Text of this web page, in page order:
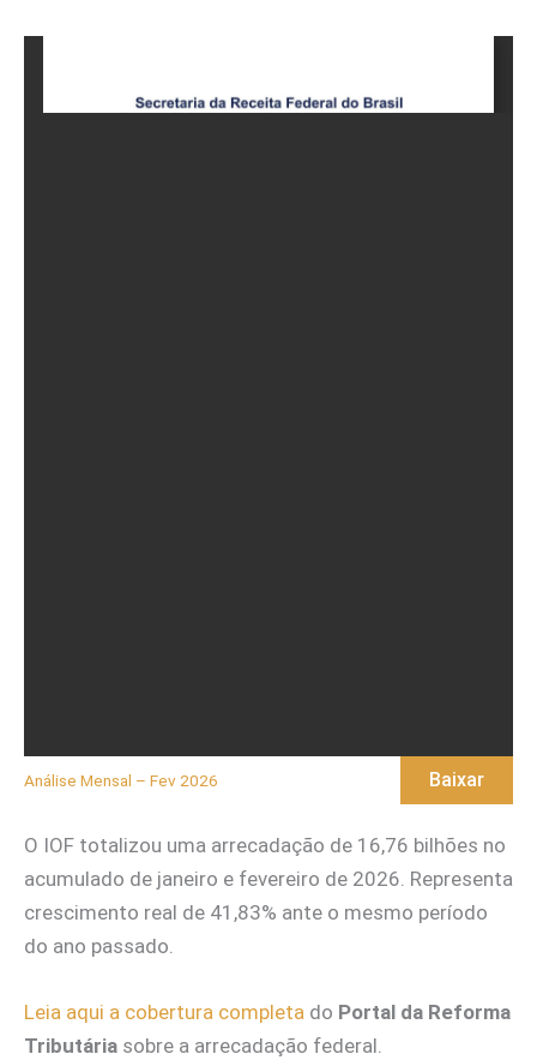
Análise Mensal – Fev 2026 Baixar
O IOF totalizou uma arrecadação de 16,76 bilhões no
acumulado de janeiro e fevereiro de 2026. Representa
crescimento real de 41,83% ante o mesmo período
do ano passado.
Leia aqui a cobertura completa do Portal da Reforma
Tributária sobre a arrecadação federal.